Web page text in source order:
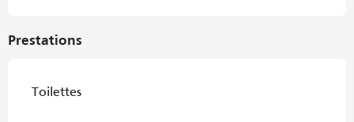
Prestations
Toilettes